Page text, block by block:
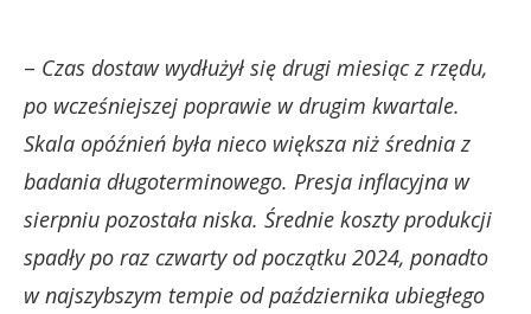
– Czas dostaw wydłużył się drugi miesiąc z rzędu,
po wcześniejszej poprawie w drugim kwartale.
Skala opóźnień była nieco większa niż średnia z
badania długoterminowego. Presja inflacyjna w
sierpniu pozostała niska. Średnie koszty produkcji
spadły po raz czwarty od początku 2024, ponadto
w najszybszym tempie od października ubiegłego